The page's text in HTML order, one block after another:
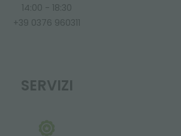
14:00 - 18:30
+39 0376 960311
SERVIZI